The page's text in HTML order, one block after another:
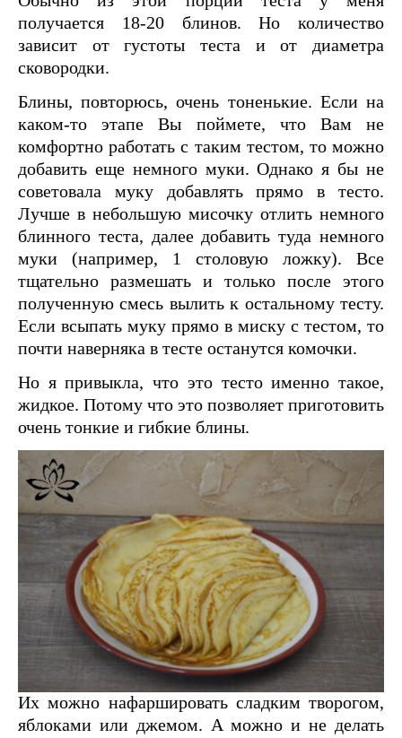
получается 18-20 блинов. Но количество
зависит от густоты теста и от диаметра
сковородки.
Блины, повторюсь, очень тоненькие. Если на
каком-то этапе Вы поймете, что Вам не
комфортно работать с таким тестом, то можно
добавить еще немного муки. Однако я бы не
советовала муку добавлять прямо в тесто.
Лучше в небольшую мисочку отлить немного
блинного теста, далее добавить туда немного
муки (например, 1 столовую ложку). Все
тщательно размешать и только после этого
полученную смесь вылить к остальному тесту.
Если всыпать муку прямо в миску с тестом, то
почти наверняка в тесте останутся комочки.
Но я привыкла, что это тесто именно такое,
жидкое. Потому что это позволяет приготовить
очень тонкие и гибкие блины.
Их можно нафаршировать сладким творогом,
яблоками или джемом. А можно и не делать